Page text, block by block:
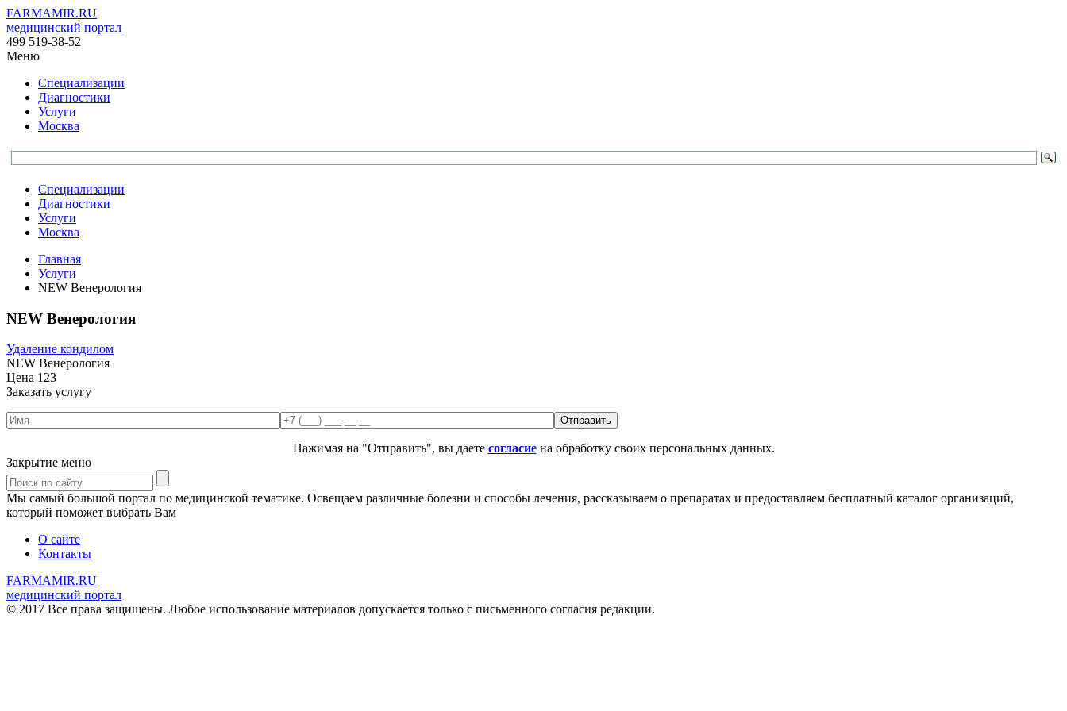
FARMAMIR.RU
медицинский портал
499 519-38-52
Меню
Специализации
Диагностики
Услуги
Москва
Специализации
Диагностики
Услуги
Москва
Главная
Услуги
NEW Венерология
NEW Венерология
Удаление кондилом
NEW Венерология
Цена 123
Заказать услугу
Нажимая на "Отправить", вы даете согласиена обработку своих персональных данных.
Закрытие меню
Мы самый большой портал по медицинской тематике. Освещаем различные болезни и способы лечения, рассказываем о препаратах и предоставляем бесплатный каталог организаций,
который поможет выбрать Вам
О сайте
Контакты
FARMAMIR.RU
медицинский портал
© 2017 Все права защищены. Любое использование материалов допускается только с письменного согласия редакции.